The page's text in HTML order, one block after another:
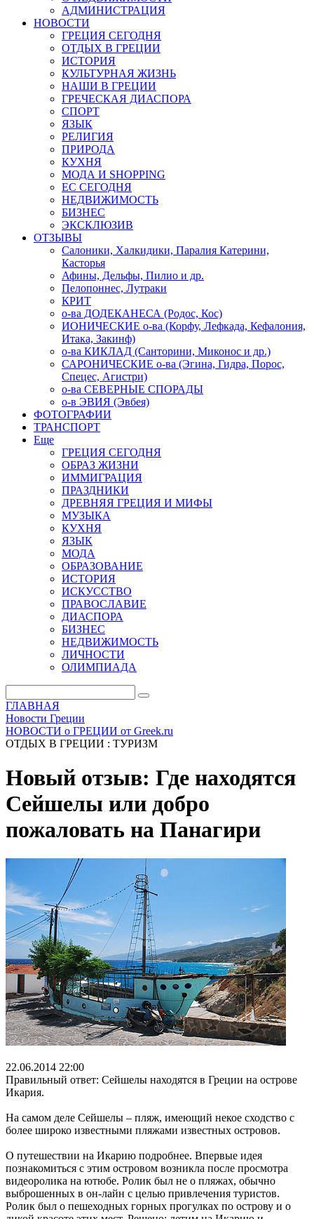
АДМИНИСТРАЦИЯ
НОВОСТИ
ГРЕЦИЯ СЕГОДНЯ
ОТДЫХ В ГРЕЦИИ
ИСТОРИЯ
КУЛЬТУРНАЯ ЖИЗНЬ
НАШИ В ГРЕЦИИ
ГРЕЧЕСКАЯ ДИАСПОРА
СПОРТ
ЯЗЫК
РЕЛИГИЯ
ПРИРОДА
КУХНЯ
МОДА И SHOPPING
ЕС СЕГОДНЯ
НЕДВИЖИМОСТЬ
БИЗНЕС
ЭКСКЛЮЗИВ
ОТЗЫВЫ
Салоники, Халкидики, Паралия Катерини,
Касторья
Афины, Дельфы, Пилио и др.
Пелопоннес, Лутраки
КРИТ
о-ва ДОДЕКАНЕСА (Родос, Кос)
ИОНИЧЕСКИЕ о-ва (Корфу, Лефкада, Кефалония,
Итака, Закинф)
о-ва КИКЛАД (Санторини, Миконос и др.)
САРОНИЧЕСКИЕ о-ва (Эгина, Гидра, Порос,
Спецес, Агистри)
о-ва СЕВЕРНЫЕ СПОРАДЫ
о-в ЭВИЯ (Эвбея)
ФОТОГРАФИИ
ТРАНСПОРТ
Еще
ГРЕЦИЯ СЕГОДНЯ
ОБРАЗ ЖИЗНИ
ИММИГРАЦИЯ
ПРАЗДНИКИ
ДРЕВНЯЯ ГРЕЦИЯ И МИФЫ
МУЗЫКА
КУХНЯ
ЯЗЫК
МОДА
ОБРАЗОВАНИЕ
ИСТОРИЯ
ИСКУССТВО
ПРАВОСЛАВИЕ
ДИАСПОРА
БИЗНЕС
НЕДВИЖИМОСТЬ
ЛИЧНОСТИ
ОЛИМПИАДА
ГЛАВНАЯ
Новости Греции
НОВОСТИ о ГРЕЦИИ от Greek.ru
ОТДЫХ В ГРЕЦИИ : ТУРИЗМ
Новый отзыв: Где находятся
Сейшелы или добро
пожаловать на Панагири
22.06.2014 22:00
Правильный ответ: Сейшелы находятся в Греции на острове
Икария.
На самом деле Сейшелы – пляж, имеющий некое сходство с
более широко известными пляжами известных островов.
О путешествии на Икарию подробнее. Впервые идея
познакомиться с этим островом возникла после просмотра
видеоролика на ютюбе. Ролик был не о пляжах, обычно
выброшенных в он-лайн с целью привлечения туристов.
Ролик был о пешеходных горных прогулках по острову и о